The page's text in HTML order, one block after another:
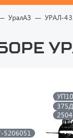
УралАЗ УРАЛ-
5206051